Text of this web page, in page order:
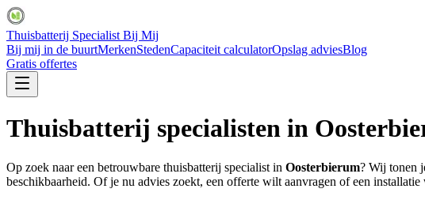
Thuisbatterij Specialist Bij Mij
Bij mij in de buurtMerkenStedenCapaciteit calculatorOpslag adviesBlog
Gratis offertes
Thuisbatterij specialisten in
Op zoek naar een betrouwbare thuisbatterij specialist in Oosterbierum? Wij tonen
beschikbaarheid. Of je nu advies zoekt, een offerte wilt aanvragen of een